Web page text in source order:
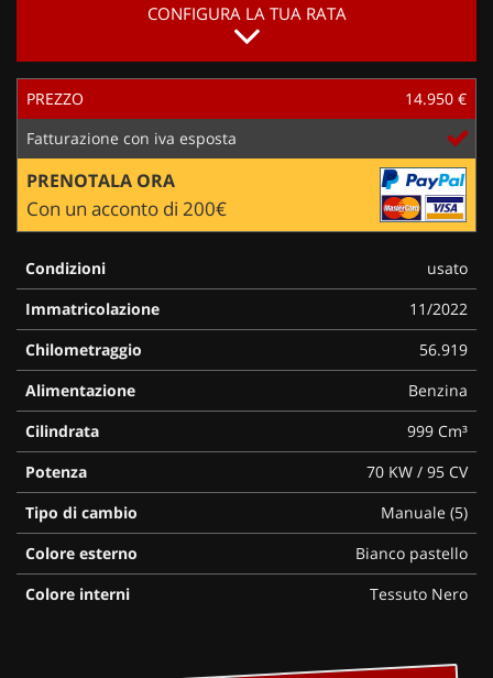
CONFIGURA LA TUA RATA
PREZZO
14.950 €
Fatturazione con iva esposta
PRENOTALA ORA
Con un acconto di 200€
Condizioni
usato
Immatricolazione
11/2022
Chilometraggio
56.919
Alimentazione
Benzina
Cilindrata
999 Cm³
Potenza
70 KW / 95 CV
Tipo di cambio
Manuale (5)
Colore esterno
Bianco pastello
Colore interni
Tessuto Nero